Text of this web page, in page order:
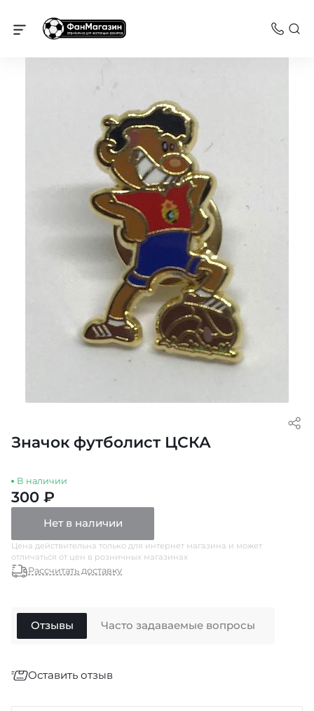
Значки ЦСКА
Значок футболист ЦСКА
В наличии
300 ₽
Нет в наличии
Цена действительна только для интернет магазина и может
отличаться от цен в розничных магазинах
Рассчитать доставку
Отзывы
Оставить отзыв
Часто задаваемые вопросы